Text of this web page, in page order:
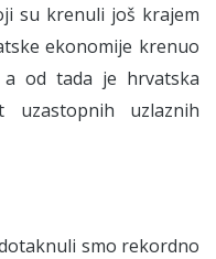
su krenuli još krajem
ekonomije krenuo
od tada je hrvatska
uzastopnih uzlaznih
smo rekordno